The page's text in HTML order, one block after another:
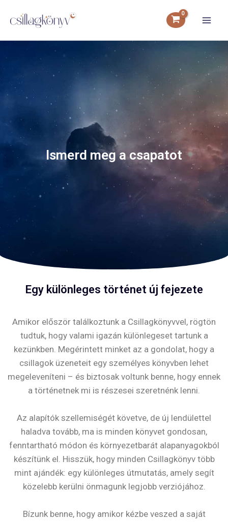
Ismerd meg a csapatot
Egy különleges történet új fejezete
Amikor először találkoztunk a Csillagkönyvvel, rögtön
tudtuk, hogy valami igazán különlegeset tartunk a
kezünkben. Megérintett minket az a gondolat, hogy a
csillagok üzeneteit egy személyes könyvben lehet
megeleveníteni – és biztosak voltunk benne, hogy ennek
a történetnek mi is részesei szeretnénk lenni.
Az alapítók szellemiségét követve, de új lendülettel
haladva tovább, ma is minden könyvet gondosan,
fenntartható módon és környezetbarát alapanyagokból
készítünk el. Hisszük, hogy minden Csillagkönyv több
mint ajándék: egy különleges útmutatás, amely segít
közelebb kerülni önmagunk legjobb verziójához.
Bízunk benne, hogy amikor kézbe veszed a saját